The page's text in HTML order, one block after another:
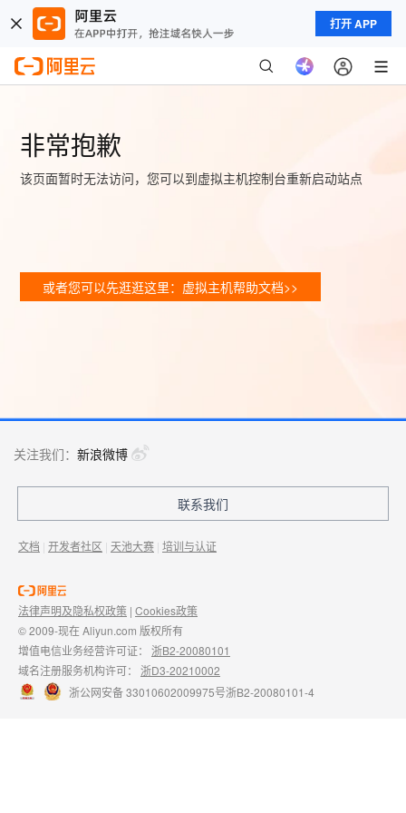
打开 APP
非常抱歉
该页面暂时无法访问，您可以到虚拟主机控制台重新启动站点
或者您可以先逛逛这里：虚拟主机帮助文档>>